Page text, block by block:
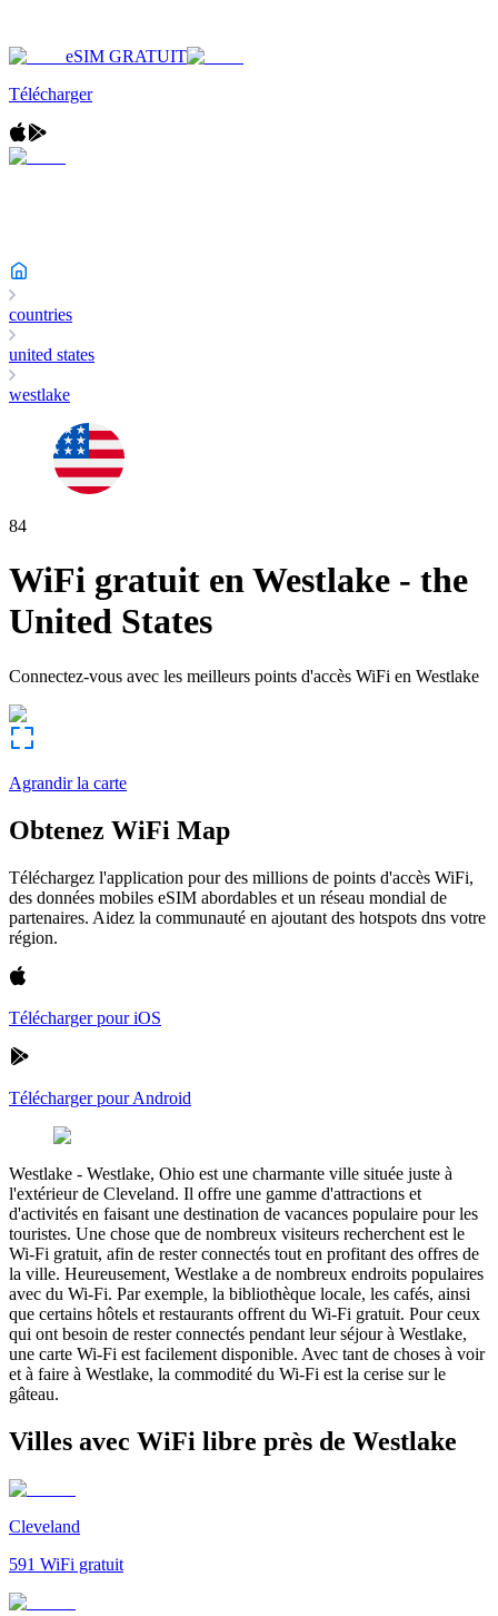
eSIM GRATUIT
Télécharger
countries
united states
westlake
84
WiFi gratuit enWestlake - the
United States
Connectez-vous avec les meilleurs points d'accès WiFi en Westlake
Agrandir la carte
Obtenez WiFi Map
Téléchargez l'application pour des millions de points d'accès WiFi,
des données mobiles eSIM abordables et un réseau mondial de
partenaires. Aidez la communauté en ajoutant des hotspots dns votre
région.
Télécharger pour iOS
Télécharger pour Android
Westlake - Westlake, Ohio est une charmante ville située juste à
l'extérieur de Cleveland. Il offre une gamme d'attractions et
d'activités en faisant une destination de vacances populaire pour les
touristes. Une chose que de nombreux visiteurs recherchent est le
Wi-Fi gratuit, afin de rester connectés tout en profitant des offres de
la ville. Heureusement, Westlake a de nombreux endroits populaires
avec du Wi-Fi. Par exemple, la bibliothèque locale, les cafés, ainsi
que certains hôtels et restaurants offrent du Wi-Fi gratuit. Pour ceux
qui ont besoin de rester connectés pendant leur séjour à Westlake,
une carte Wi-Fi est facilement disponible. Avec tant de choses à voir
et à faire à Westlake, la commodité du Wi-Fi est la cerise sur le
gâteau.
Villes avec WiFi libre près de Westlake
Cleveland
591 WiFi gratuit